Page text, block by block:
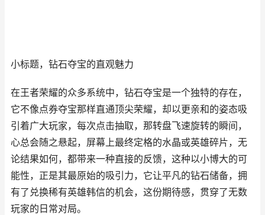
小标题，钻石夺宝的直观魅力
在王者荣耀的众多系统中，钻石夺宝是一个独特的存在，
它不像点券夺宝那样直通顶尖荣耀，却以更亲和的姿态吸
引着广大玩家，每次点击抽取，那转盘飞速旋转的瞬间，
心总会随之悬起，屏幕上最终定格的水晶或英雄碎片，无
论结果如何，都带来一种直接的反馈，这种以小博大的可
能性，正是其最原始的吸引力，它让平凡的钻石储备，拥
有了兑换稀有英雄韩信的机会，这份期待感，贯穿了无数
玩家的日常对局。